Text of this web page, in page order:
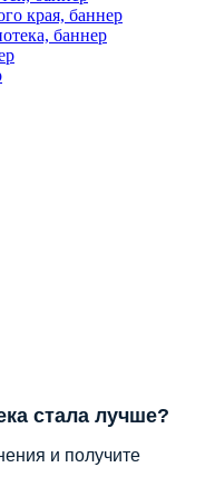
стала лучше?
и получите